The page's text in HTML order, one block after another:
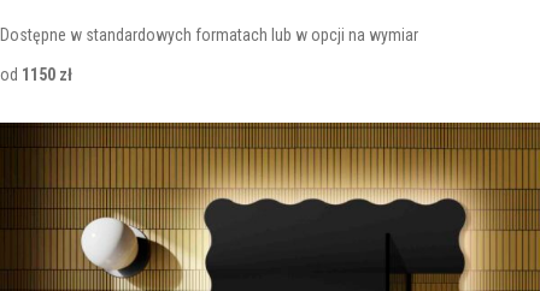
Dostępne w standardowych formatach lub w opcji na wymiar
od 1150 zł